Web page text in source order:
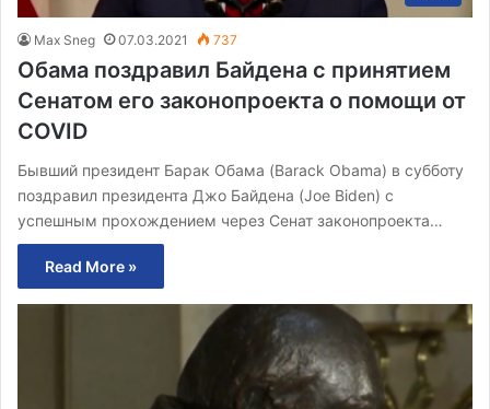
Max Sneg 07.03.2021 737
Обама поздравил Байдена с принятием
Сенатом его законопроекта о помощи от
COVID
Бывший президент Барак Обама (Barack Obama) в субботу
поздравил президента Джо Байдена (Joe Biden) с
успешным прохождением через Сенат законопроекта…
Read More »